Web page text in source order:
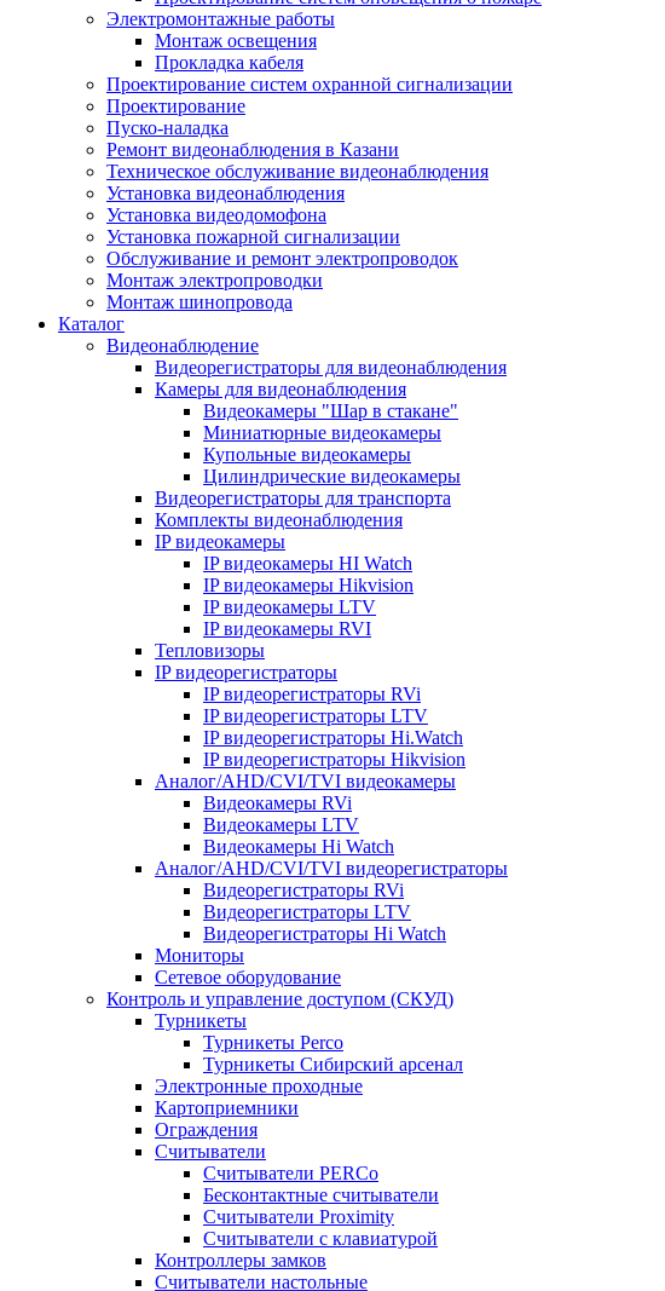
Электромонтажные работы
Монтаж освещения
Прокладка кабеля
Проектирование систем охранной сигнализации
Проектирование
Пуско-наладка
Ремонт видеонаблюдения в Казани
Техническое обслуживание видеонаблюдения
Установка видеонаблюдения
Установка видеодомофона
Установка пожарной сигнализации
Обслуживание и ремонт электропроводок
Монтаж электропроводки
Монтаж шинопровода
Каталог
Видеонаблюдение
Видеорегистраторы для видеонаблюдения
Камеры для видеонаблюдения
Видеокамеры "Шар в стакане"
Миниатюрные видеокамеры
Купольные видеокамеры
Цилиндрические видеокамеры
Видеорегистраторы для транспорта
Комплекты видеонаблюдения
IP видеокамеры
IP видеокамеры HI Watch
IP видеокамеры Hikvision
IP видеокамеры LTV
IP видеокамеры RVI
Тепловизоры
IP видеорегистраторы
IP видеорегистраторы RVi
IP видеорегистраторы LTV
IP видеорегистраторы Hi.Watch
IP видеорегистраторы Hikvision
Аналог/AHD/CVI/TVI видеокамеры
Видеокамеры RVi
Видеокамеры LTV
Видеокамеры Hi Watch
Аналог/AHD/CVI/TVI видеорегистраторы
Видеорегистраторы RVi
Видеорегистраторы LTV
Видеорегистраторы Hi Watch
Мониторы
Сетевое оборудование
Контроль и управление доступом (СКУД)
Турникеты
Турникеты Perco
Турникеты Сибирский арсенал
Электронные проходные
Картоприемники
Ограждения
Считыватели
Считыватели PERCo
Бесконтактные считыватели
Считыватели Proximity
Считыватели с клавиатурой
Контроллеры замков
Считыватели настольные